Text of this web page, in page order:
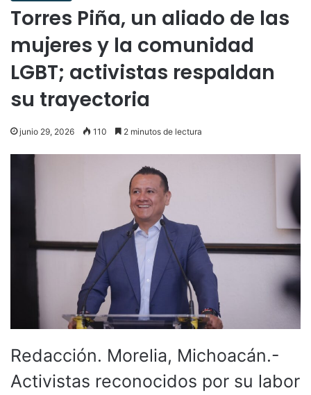
Torres Piña, un aliado de las
mujeres y la comunidad
LGBT; activistas respaldan
su trayectoria
junio 29, 2026 110 2 minutos de lectura
Redacción. Morelia, Michoacán.-
Activistas reconocidos por su labor